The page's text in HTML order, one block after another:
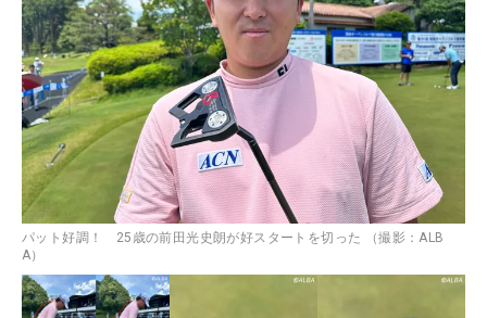
パット好調！ 25歳の前田光史朗が好スタートを切った （撮影：ALB
A）